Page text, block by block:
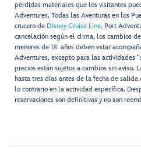
pérdidas materiales que los visitantes
Adventures. Todas las Aventuras en los
crucero de Disney Cruise Line. Port
cancelación según el clima, los cambios
menores de 18 años deben estar
Adventures, excepto para las actividades
precios están sujetos a cambios sin aviso.
hasta tres días antes de la fecha de
lo contrario en la actividad específica.
reservaciones son definitivas y no son